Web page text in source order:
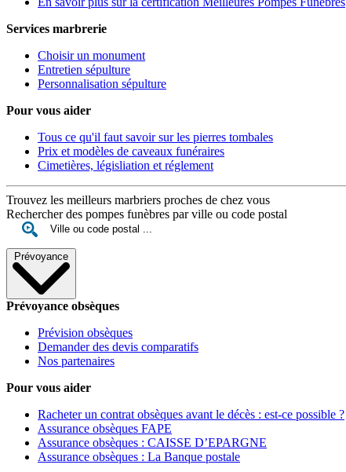
Services marbrerie
Choisir un monument
Entretien sépulture
Personnalisation sépulture
Pour vous aider
Tous ce qu'il faut savoir sur les pierres tombales
Prix et modèles de caveaux funéraires
Cimetières, législiation et réglement
Trouvez les meilleurs marbriers proches de chez vous
Rechercher des pompes funèbres par ville ou code postal
Prévoyance
Prévoyance obsèques
Prévision obsèques
Demander des devis comparatifs
Nos partenaires
Pour vous aider
Racheter un contrat obsèques avant le décès : est-ce possible ?
Assurance obsèques FAPE
Assurance obsèques : CAISSE D’EPARGNE
Assurance obsèques : La Banque postale